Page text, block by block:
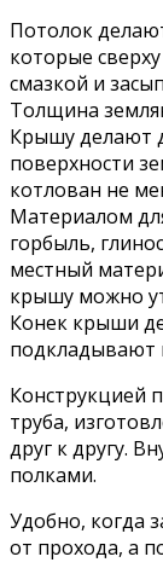
Потолок
которые
смазкой и
Толщина
Крышу делают
поверхности
котлован не
Материалом
горбыль,
местный
крышу можно
Конек крыши
подкладывают
Конструкцией
труба,
друг к другу.
полками.
Удобно, когда
от прохода, а